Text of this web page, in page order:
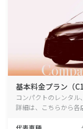
基本料金プラン（C1
コンパクトのレンタ
詳細は、こちらから各